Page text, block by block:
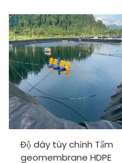
trang trại cá, xử lý nước
nuôi trồng thủy sản với vật
liệu PVC/LDPE/EVA/LLDPE
Model 1mm
Độ dày tùy chỉnh Tấm
geomembrane HDPE